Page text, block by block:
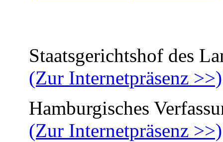
Staatsgerichtshof des
(Zur Internetpräsenz >>)
Hamburgisches
(Zur Internetpräsenz >>)